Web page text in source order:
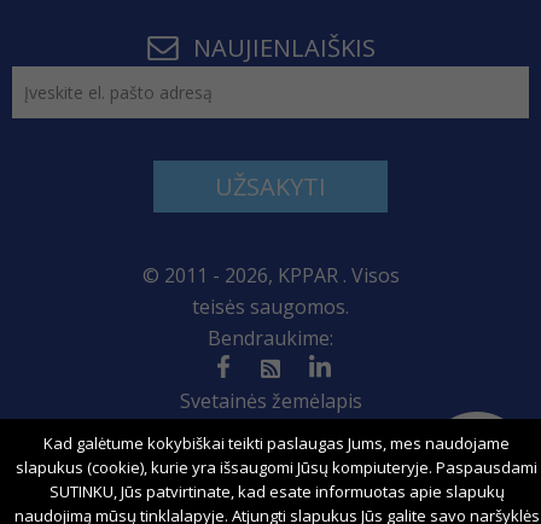
NAUJIENLAIŠKIS
UŽSAKYTI
© 2011 - 2026, KPPAR . Visos
teisės saugomos.
Bendraukime:
Svetainės žemėlapis
Sprendimas:
Kad galėtume kokybiškai teikti paslaugas Jums, mes naudojame
slapukus (cookie), kurie yra išsaugomi Jūsų kompiuteryje. Paspausdami
SUTINKU, Jūs patvirtinate, kad esate informuotas apie slapukų
naudojimą mūsų tinklalapyje. Atjungti slapukus Jūs galite savo naršyklės